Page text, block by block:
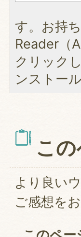
す。お持
Reader（
クリック
ンストー
こ
より良い
ご感想を